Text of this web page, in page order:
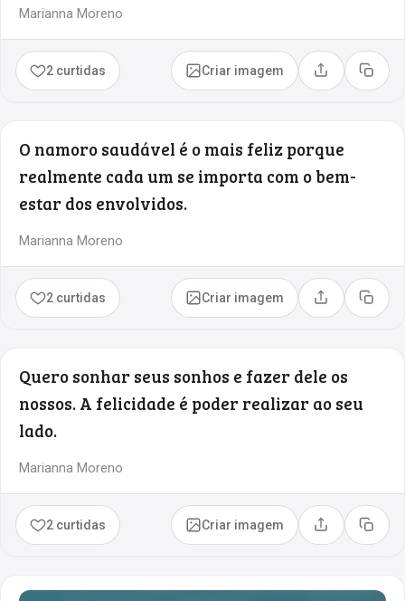
Marianna Moreno
2 curtidas Criar imagem Compartilhar
Copiar
O namoro saudável é o mais feliz porque
realmente cada um se importa com o bem-
estar dos envolvidos.
Marianna Moreno
2 curtidas Criar imagem Compartilhar
Copiar
Quero sonhar seus sonhos e fazer dele os
nossos. A felicidade é poder realizar ao seu
lado.
Marianna Moreno
2 curtidas Criar imagem Compartilhar
Copiar